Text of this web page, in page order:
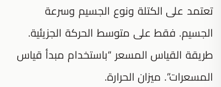
تعتمد على الكتلة ونوع الجسيم وسرعة
الجسيم. فقط على متوسط الحركة الجزيئية.
طريقة القياس المسعر “باستخدام مبدأ قياس
المسعرات”. ميزان الحرارة.